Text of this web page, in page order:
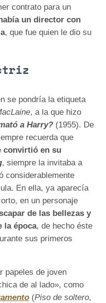
contrato para un
un director con
, que fue quien le dio su
se pondría la etiqueta
, a la que hizo
a Harry? (1955). De
recuerda que
convirtió en su
, siempre la invitaba a
considerablemente
En ella, ya aparecía
en un personaje
de las bellezas y
la época, de hecho éste
sus primeros
papeles de joven
de al lado», como
(Piso de soltero,